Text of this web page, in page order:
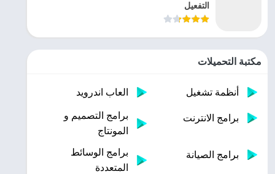
التفعيل
مكتبة التحميلات
أنظمة تشغيل العاب اندرويد
برامج الانترنت
برامج التصميم و
المونتاج
برامج الصيانة
برامج الوسائط
المتعددة